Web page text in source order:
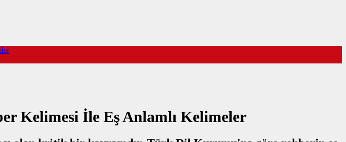
Kelimesi İle Eş Anlamlı Kelimeler